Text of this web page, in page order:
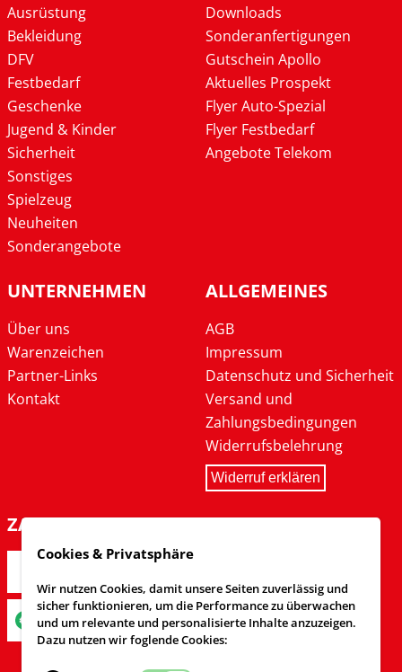
Ausrüstung
Bekleidung
DFV
Festbedarf
Geschenke
Jugend & Kinder
Sicherheit
Sonstiges
Spielzeug
Neuheiten
Sonderangebote
Downloads
Sonderanfertigungen
Gutschein Apollo
Aktuelles Prospekt
Flyer Auto-Spezial
Flyer Festbedarf
Angebote Telekom
UNTERNEHMEN
Über uns
Warenzeichen
Partner-Links
Kontakt
ALLGEMEINES
AGB
Impressum
Datenschutz und Sicherheit
Versand und
Zahlungsbedingungen
Widerrufsbelehrung
Widerruf erklären
ZAHLARTEN
Cookies & Privatsphäre
Wir nutzen Cookies, damit unsere Seiten zuverlässig und
sicher funktionieren, um die Performance zu überwachen
und um relevante und personalisierte Inhalte anzuzeigen.
Dazu nutzen wir foglende Cookies: